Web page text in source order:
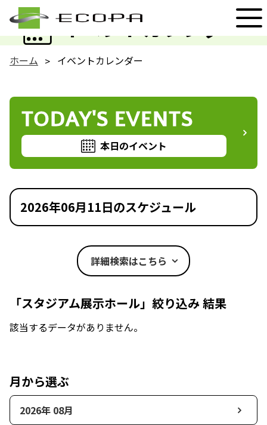
イベントカレンダー
EVENT
ホーム イベントカレンダー
TODAY'S EVENTS
本日のイベント
2026年06月11日のスケジュール
詳細検索はこちら
「スタジアム展示ホール」絞り込み 結果
該当するデータがありません。
月から選ぶ
2026年 08月